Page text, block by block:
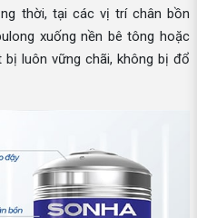
thời, tại các vị trí chân bồn
xuống nền bê tông hoặc
luôn vững chãi, không bị đổ